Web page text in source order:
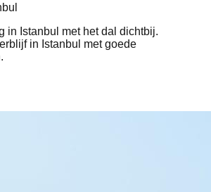
in Istanbul met het dal dichtbij.
in Istanbul met goede